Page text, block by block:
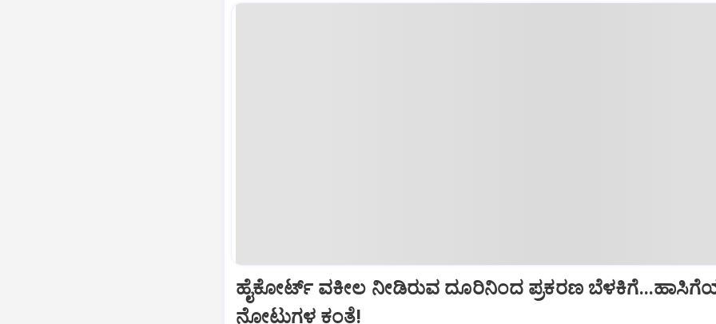
ಹೈಕೋರ್ಟ್‌ ವಕೀಲ ನೀಡಿರುವ ದೂರಿನಿಂದ ಪ್ರಕರಣ
ನೋಟುಗಳ ಕಂತೆ!